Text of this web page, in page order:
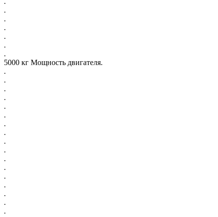
.
.
.
.
.
.
5000 кг Мощность двигателя.
.
.
.
.
.
.
.
.
.
.
.
.
.
.
.
.
.